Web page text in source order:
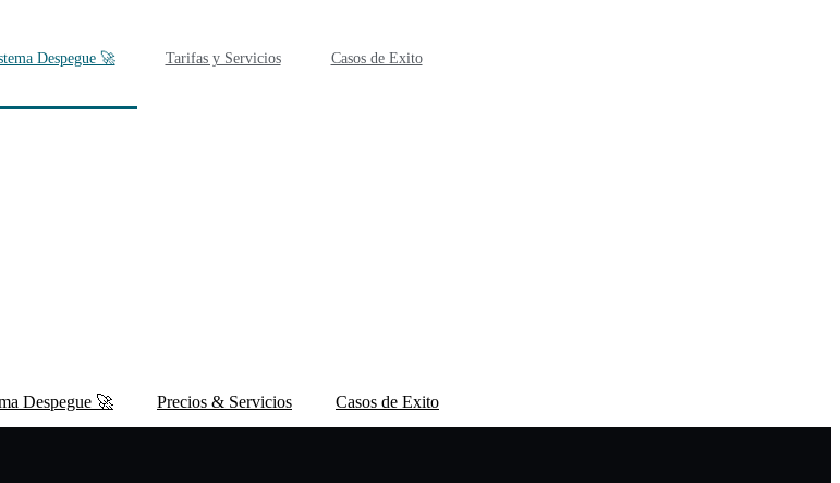
Despegue 🚀 Tarifas y Servicios Casos de Exito
Despegue 🚀 Precios & Servicios Casos de Exito